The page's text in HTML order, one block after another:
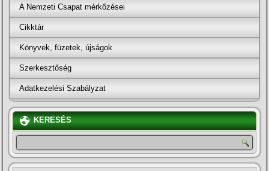
A Nemzeti Csapat mérkőzései
Cikktár
Könyvek, füzetek, újságok
Szerkesztőség
Adatkezelési Szabályzat
KERESÉS